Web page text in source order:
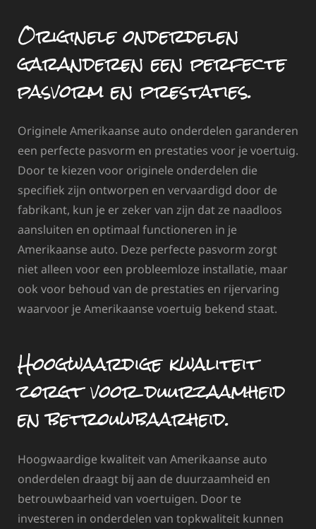
Originele onderdelen
garanderen een perfecte
pasvorm en prestaties.
Originele Amerikaanse auto onderdelen garanderen
een perfecte pasvorm en prestaties voor je voertuig.
Door te kiezen voor originele onderdelen die
specifiek zijn ontworpen en vervaardigd door de
fabrikant, kun je er zeker van zijn dat ze naadloos
aansluiten en optimaal functioneren in je
Amerikaanse auto. Deze perfecte pasvorm zorgt
niet alleen voor een probleemloze installatie, maar
ook voor behoud van de prestaties en rijervaring
waarvoor je Amerikaanse voertuig bekend staat.
Hoogwaardige kwaliteit
zorgt voor duurzaamheid
en betrouwbaarheid.
Hoogwaardige kwaliteit van Amerikaanse auto
onderdelen draagt bij aan de duurzaamheid en
betrouwbaarheid van voertuigen. Door te
investeren in onderdelen van topkwaliteit kunnen